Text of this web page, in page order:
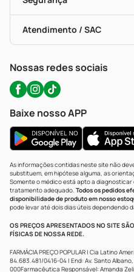
Troca E Devolução
Bulas De A A Z
Políticas De Marketplace
Testes Rápidos
Autoteste Covid-19
Certificado De Segurança
Portal Da Privacidade
Atendimento / SAC
WhatsApp (47) 9202-1687
Nossas redes sociais
Baixe nosso APP
As informações contidas neste site não
substituem, em hipótese alguma, as
Somente o médico está apto a
tratamento adequado. Todos os pedidos
disponibilidade de produto em nosso
pode levar até dois dias úteis dependendo
OS PREÇOS APRESENTADOS NO SITE
FÍSICAS DE NOSSA REDE.
FARMÁCIA PREÇO POPULAR | Cia Latino
84.683.481/0416-04 | End: Av. Santo
000Farmacêutica Responsável: Amanda